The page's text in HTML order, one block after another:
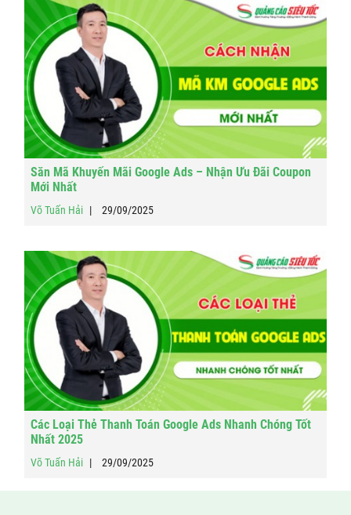
Săn Mã Khuyến Mãi Google Ads – Nhận Ưu Đãi Coupon
Mới Nhất
Võ Tuấn Hải 29/09/2025
Các Loại Thẻ Thanh Toán Google Ads Nhanh Chóng Tốt
Nhất 2025
Võ Tuấn Hải 29/09/2025